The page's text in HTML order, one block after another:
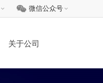
微信公众号
关于公司